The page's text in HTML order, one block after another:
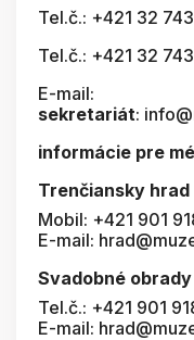
Tel.č.: +421 32
Tel.č.: +421 32
E-mail:
sekretariát:
informácie pre
Trenčiansky hrad
Mobil: +421 901
E-mail:
Svadobné obrady
Tel.č.: +421 901
E-mail: